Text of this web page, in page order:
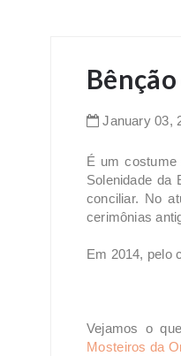
January 03,
É um
Solenidade da
conciliar. No
cerimônias
Em 2014, pelo
Vejamos o
Mosteiros da